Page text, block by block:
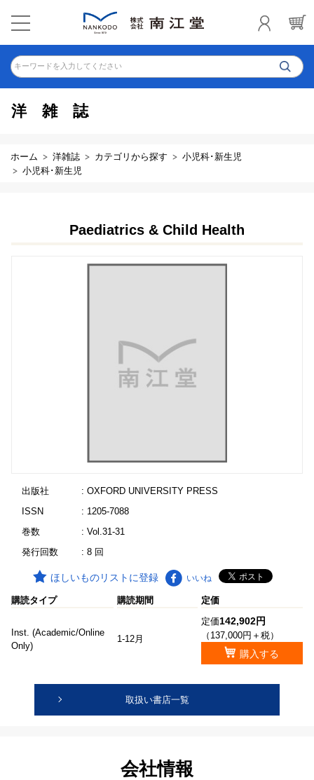
キーワードを入力してください
洋雑誌
ホーム 洋雑誌 カテゴリから探す
小児科･新生児
小児科･新生児
Paediatrics & Child Health
出版社
: OXFORD UNIVERSITY PRESS
ISSN
: 1205-7088
巻数
: Vol.31-31
発行回数
: 8 回
ほしいものリストに登録 いいね
購読タイプ 購読期間 定価
Inst. (Academic/Online
Only)
1-12月
定価142,902円
（137,000円＋税）
購入する
取扱い書店一覧
会社情報